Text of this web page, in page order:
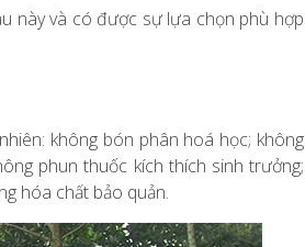
này và có được sự lựa chọn phù hợp
không bón phân hoá học; không
phun thuốc kích thích sinh trưởng;
hóa chất bảo quản.